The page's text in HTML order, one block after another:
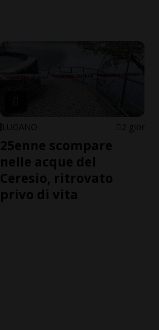
LUGANO 2 gior
25enne scompare
nelle acque del
Ceresio, ritrovato
privo di vita